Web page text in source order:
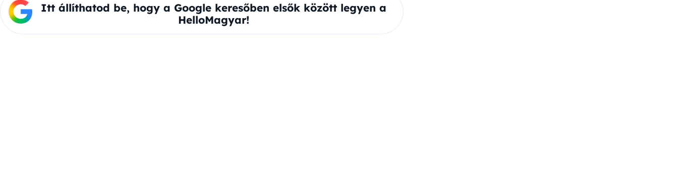
Itt állíthatod be, hogy a Google keresőben elsők között legyen a
HelloMagyar!